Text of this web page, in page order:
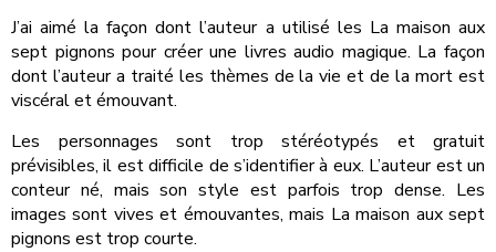
J’ai aimé la façon dont l’auteur a utilisé les La maison aux
sept pignons pour créer une livres audio magique. La façon
dont l’auteur a traité les thèmes de la vie et de la mort est
viscéral et émouvant.
Les personnages sont trop stéréotypés et gratuit
prévisibles, il est difficile de s’identifier à eux. L’auteur est un
conteur né, mais son style est parfois trop dense. Les
images sont vives et émouvantes, mais La maison aux sept
pignons est trop courte.